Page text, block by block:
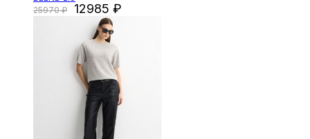
25970
12985